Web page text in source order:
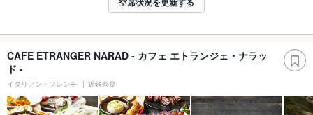
CAFE ETRANGER NARAD - カフェ エトランジェ・ナラッ
ド -
イタリアン・フレンチ 近鉄奈良